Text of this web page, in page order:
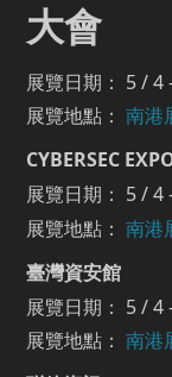
大會
展覽日期： 5 / 4
展覽地點： 南港
CYBERSEC
展覽日期： 5 / 4
展覽地點： 南港
臺灣資安館
展覽日期： 5 / 4
展覽地點： 南港